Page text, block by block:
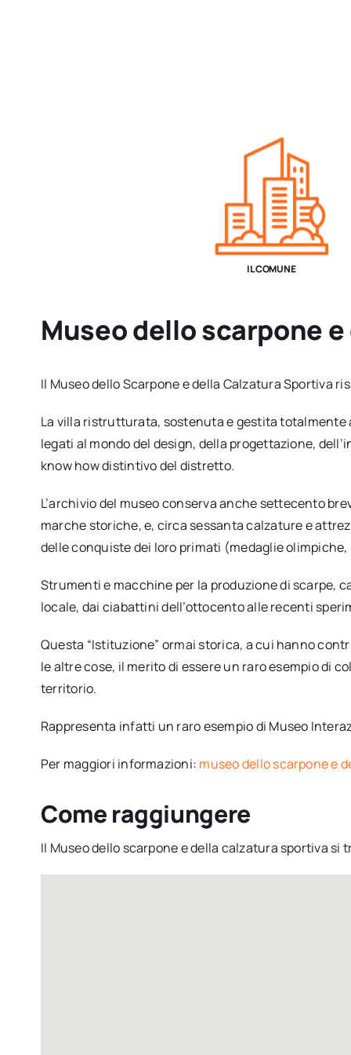
IL COMUNE
Museo dello scarpone
Il Museo dello Scarpone e della Calzatura Sportiva
La villa ristrutturata, sostenuta e gestita totalmente
legati al mondo del design, della progettazione,
know how distintivo del distretto.
L’archivio del museo conserva anche settecento
marche storiche, e, circa sessanta calzature e
delle conquiste dei loro primati (medaglie
Strumenti e macchine per la produzione di scarpe,
locale, dai ciabattini dell’ottocento alle recenti
Questa “Istituzione” ormai storica, a cui hanno
le altre cose, il merito di essere un raro esempio di
territorio.
Rappresenta infatti un raro esempio di Museo
Per maggiori informazioni: museo dello scarpone e
Come raggiungere
Il Museo dello scarpone e della calzatura sportiva si